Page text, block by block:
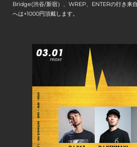
Bridge(渋谷/新宿）、WREP、ENTERの行き来
へは+1000円頂戴します。